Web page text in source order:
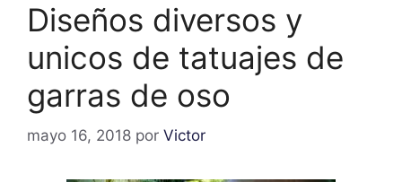
Diseños diversos y
unicos de tatuajes de
garras de oso
mayo 16, 2018 por Victor